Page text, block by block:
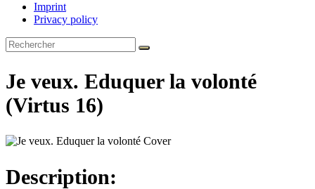
Imprint
Privacy policy
Je veux. Eduquer la volonté
(Virtus 16)
Description:​